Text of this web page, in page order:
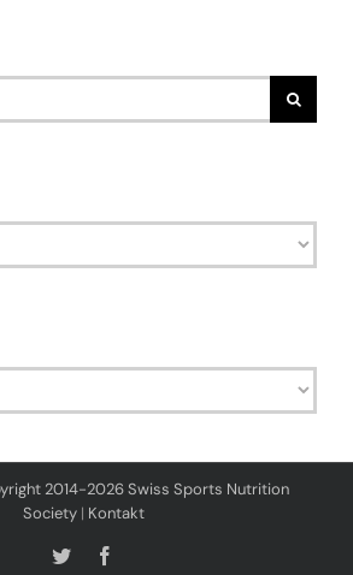
2014-2026 Swiss Sports Nutrition
Society| Kontakt
Twitter